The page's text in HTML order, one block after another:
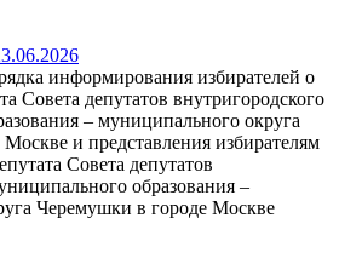
информирования избирателей о
Совета депутатов внутригородского
– муниципального округа
и представления избирателям
Совета депутатов
образования –
Черемушки в городе Москве